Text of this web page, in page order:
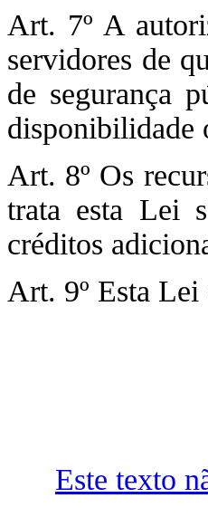
Art. 7º A
servidores de
de segurança
disponibilidade
Art. 8º Os
trata esta Lei
créditos
Art. 9º Esta Lei
Este texto